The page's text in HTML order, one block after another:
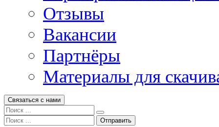
Отзывы
Вакансии
Партнёры
Материалы для
Связаться с нами